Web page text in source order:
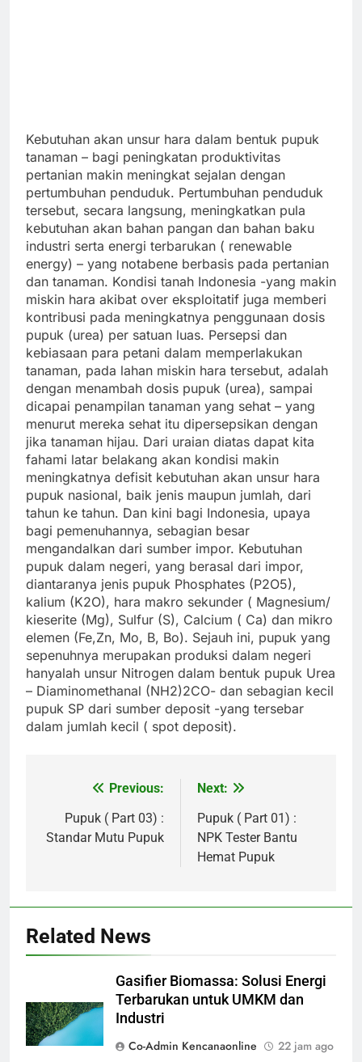
Kebutuhan akan unsur hara dalam bentuk pupuk
tanaman – bagi peningkatan produktivitas
pertanian makin meningkat sejalan dengan
pertumbuhan penduduk. Pertumbuhan penduduk
tersebut, secara langsung, meningkatkan pula
kebutuhan akan bahan pangan dan bahan baku
industri serta energi terbarukan ( renewable
energy) – yang notabene berbasis pada pertanian
dan tanaman. Kondisi tanah Indonesia -yang makin
miskin hara akibat over eksploitatif juga memberi
kontribusi pada meningkatnya penggunaan dosis
pupuk (urea) per satuan luas. Persepsi dan
kebiasaan para petani dalam memperlakukan
tanaman, pada lahan miskin hara tersebut, adalah
dengan menambah dosis pupuk (urea), sampai
dicapai penampilan tanaman yang sehat – yang
menurut mereka sehat itu dipersepsikan dengan
jika tanaman hijau. Dari uraian diatas dapat kita
fahami latar belakang akan kondisi makin
meningkatnya defisit kebutuhan akan unsur hara
pupuk nasional, baik jenis maupun jumlah, dari
tahun ke tahun. Dan kini bagi Indonesia, upaya
bagi pemenuhannya, sebagian besar
mengandalkan dari sumber impor. Kebutuhan
pupuk dalam negeri, yang berasal dari impor,
diantaranya jenis pupuk Phosphates (P2O5),
kalium (K2O), hara makro sekunder ( Magnesium/
kieserite (Mg), Sulfur (S), Calcium ( Ca) dan mikro
elemen (Fe,Zn, Mo, B, Bo). Sejauh ini, pupuk yang
sepenuhnya merupakan produksi dalam negeri
hanyalah unsur Nitrogen dalam bentuk pupuk Urea
– Diaminomethanal (NH2)2CO- dan sebagian kecil
pupuk SP dari sumber deposit -yang tersebar
dalam jumlah kecil ( spot deposit).
Navigasi
pos
Previous:
Pupuk ( Part 03) :
Standar Mutu Pupuk
Next:
Pupuk ( Part 01) :
NPK Tester Bantu
Hemat Pupuk
Related News
Gasifier Biomassa: Solusi Energi
Terbarukan untuk UMKM dan
Industri
Co-Admin Kencanaonline
22 jam ago